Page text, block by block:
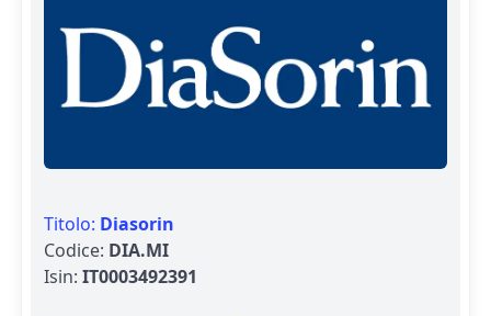
Titolo: Diasorin
Codice: DIA.MI
Isin: IT0003492391